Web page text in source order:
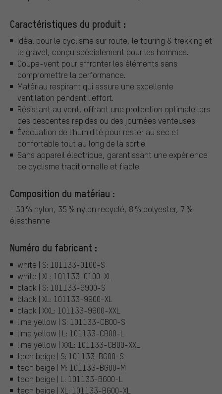
Caractéristiques du produit :
Idéal pour le cyclisme sur route, le touring & trekking et
le gravel, conçu spécialement pour les hommes.
Coupe-vent pour affronter les éléments sans
compromettre la performance.
Matériau respirant qui assure une excellente
ventilation pendant l'effort.
Résistant au vent, offrant une protection optimale lors
des descentes rapides ou des journées venteuses.
Évacuation de l'humidité pour rester au sec et
confortable tout au long de la sortie.
Sans appareil électrique, garantissant une expérience
de cyclisme traditionnelle et fiable.
Composition du matériau :
- 50 % nylon, 35 % nylon recyclé, 8 % polyester, 7 %
élasthanne
Numéro du fabricant :
white | S: 101133-0100-S
white | XL: 101133-0100-XL
black | S: 101133-9900-S
black | XL: 101133-9900-XL
black | XXL: 101133-9900-XXL
lime yellow | S: 101133-CB00-S
lime yellow | L: 101133-CB00-L
lime yellow | XXL: 101133-CB00-XXL
tech beige | S: 101133-BG00-S
tech beige | M: 101133-BG00-M
tech beige | L: 101133-BG00-L
tech beige | XL: 101133-BG00-XL